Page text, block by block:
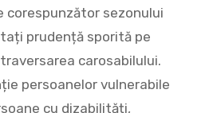
corespunzător sezonului
prudență sporită pe
carosabilului.
persoanelor vulnerabile
cu dizabilități,